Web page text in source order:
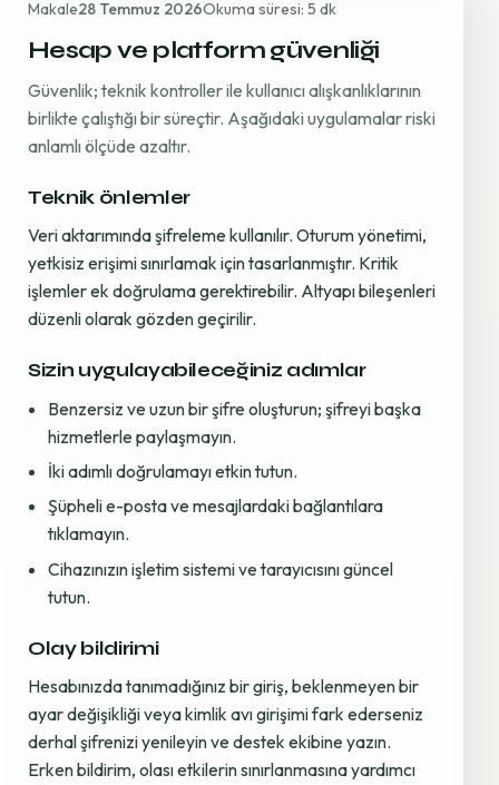
Makale28 Temmuz 2026Okuma süresi: 5 dk
Hesap ve platform güvenliği
Güvenlik; teknik kontroller ile kullanıcı alışkanlıklarının
birlikte çalıştığı bir süreçtir. Aşağıdaki uygulamalar riski
anlamlı ölçüde azaltır.
Teknik önlemler
Veri aktarımında şifreleme kullanılır. Oturum yönetimi,
yetkisiz erişimi sınırlamak için tasarlanmıştır. Kritik
işlemler ek doğrulama gerektirebilir. Altyapı bileşenleri
düzenli olarak gözden geçirilir.
Sizin uygulayabileceğiniz adımlar
Benzersiz ve uzun bir şifre oluşturun; şifreyi başka
hizmetlerle paylaşmayın.
İki adımlı doğrulamayı etkin tutun.
Şüpheli e-posta ve mesajlardaki bağlantılara
tıklamayın.
Cihazınızın işletim sistemi ve tarayıcısını güncel
tutun.
Olay bildirimi
Hesabınızda tanımadığınız bir giriş, beklenmeyen bir
ayar değişikliği veya kimlik avı girişimi fark ederseniz
derhal şifrenizi yenileyin ve destek ekibine yazın.
Erken bildirim, olası etkilerin sınırlanmasına yardımcı